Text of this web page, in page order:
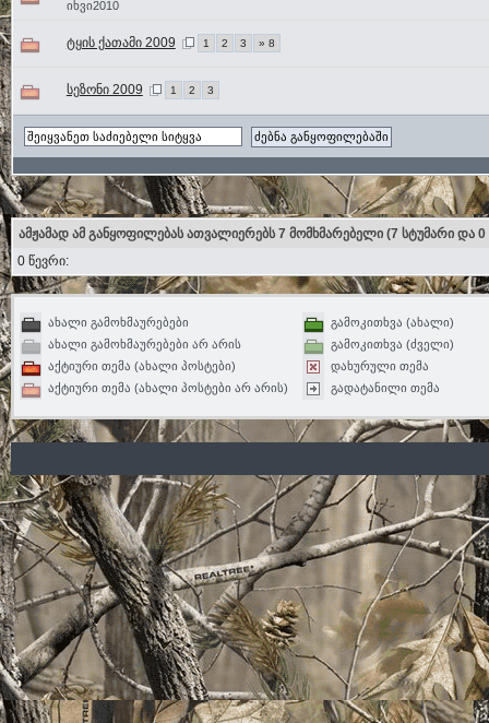
იხვი2010
ტყის ქათამი 2009 1 2 3 » 8
სეზონი 2009 1 2 3
ამჟამად ამ განყოფილებას ათვალიერებს 7 მომხმარებელი (7 სტუმარი და 0
0 წევრი:
ახალი გამოხმაურებები
ახალი გამოხმაურებები არ არის
აქტიური თემა (ახალი პოსტები)
აქტიური თემა (ახალი პოსტები არ არის)
გამოკითხვა (ახალი)
გამოკითხვა (ძველი)
დახურული თემა
გადატანილი თემა